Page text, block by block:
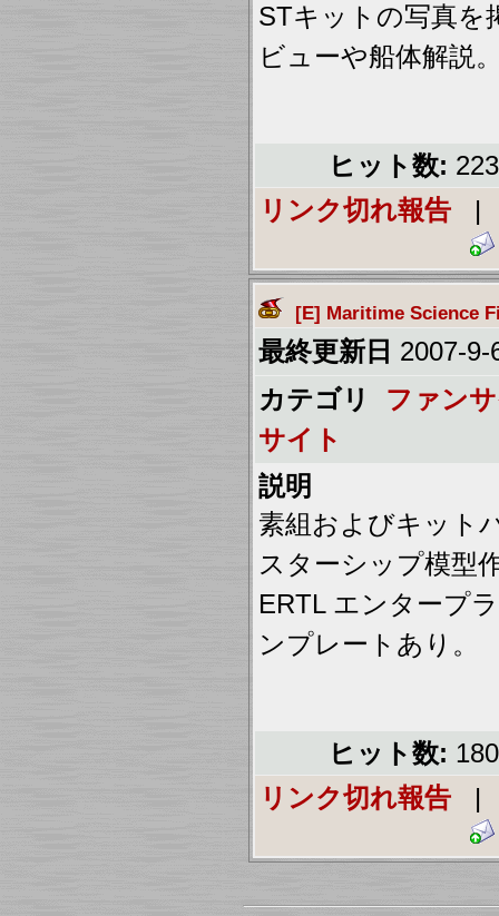
STキットの写真を
ビューや船体解説
ヒット数:
リンク切れ報告
[E] Maritime Science
最終更新日 2007-9-
カテゴリ
ファン
サイト
説明
素組およびキット
スターシップ模型
ERTL エンタープ
ンプレートあり。
ヒット数:
リンク切れ報告